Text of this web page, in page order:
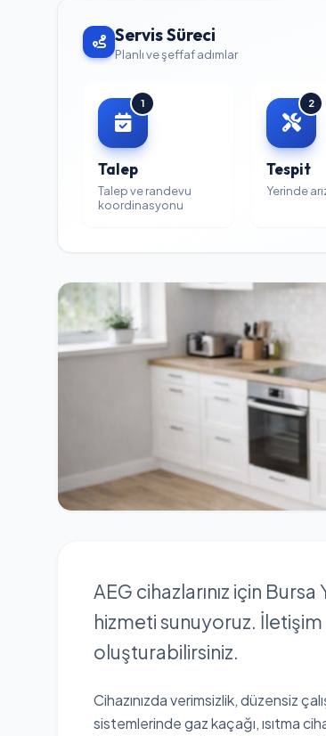
Servis Süreci
Planlı ve şeffaf adımlar
1
Talep
Talep ve randevu
koordinasyonu
2
Tespit
Yerinde
AEG cihazlarınız için
hizmeti sunuyoruz.
oluşturabilirsiniz.
Cihazınızda verimsizlik, düzensiz
sistemlerinde gaz kaçağı, ısıtma